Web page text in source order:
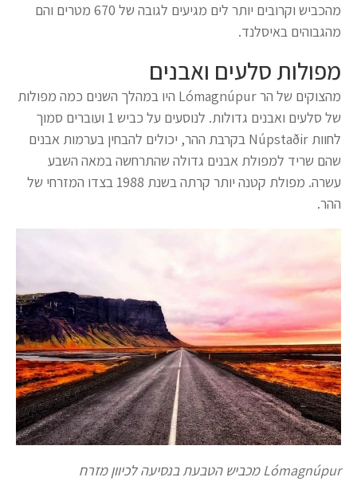
מהכביש וקרובים יותר לים מגיעים לגובה של 670 מטרים והם
מהגבוהים באיסלנד.
מפולות סלעים ואבנים
מהצוקים של הר Lómagnúpur היו במהלך השנים כמה מפולות
של סלעים ואבנים גדולות. לנוסעים על כביש 1 ועוברים סמוך
לחוות Núpstaðir בקרבת ההר, יכולים להבחין בערמות אבנים
שהם שריד למפולת אבנים גדולה שהתרחשה במאה השבע
עשרה. מפולת קטנה יותר קרתה בשנת 1988 בצדו המזרחי של
ההר.
Lómagnúpur מכביש הטבעת בנסיעה לכיוון מזרח